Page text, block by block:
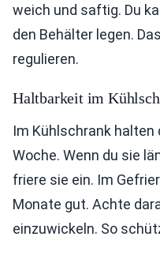
weich und saftig. Du
den Behälter legen.
regulieren.
Haltbarkeit im
Im Kühlschrank
Woche. Wenn du sie
friere sie ein. Im
Monate gut. Achte
einzuwickeln. So